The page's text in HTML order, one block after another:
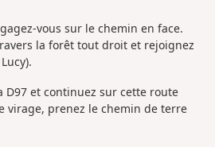
vous sur le chemin en face.
la forêt tout droit et rejoignez
D97 et continuez sur cette route
virage, prenez le chemin de terre